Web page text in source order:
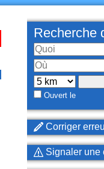
Recherche
Ouvert le
Corriger
Signaler une